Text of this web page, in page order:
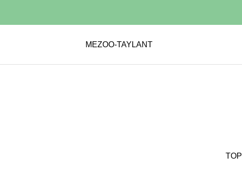
MEZOO-TAYLANT
TOP